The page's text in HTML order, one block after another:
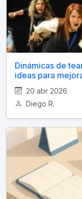
Dinámicas de
ideas para
20 abr 2026
Diego R.